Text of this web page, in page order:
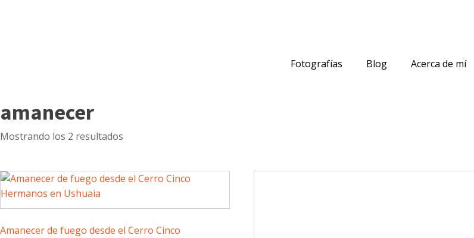
Fotografías Blog Acerca de mí
amanecer
Mostrando los 2 resultados
media
Amanecer de fuego desde el Cerro Cinco